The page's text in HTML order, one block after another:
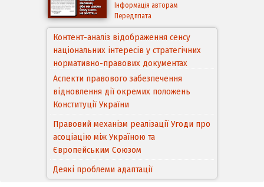
Інформація авторам
Передплата
Аспекти правового забезпечення
відновлення дії окремих положень
Конституції України
Правовий механізм реалізації Угоди про
асоціацію між Україною та
Європейським Cоюзом
Деякі проблеми адаптації
законодавства України щодо зазначення
походження товарів відповідно до
Угоди про торговельні аспекти прав
інтелектуальної власності (TRIPS) у